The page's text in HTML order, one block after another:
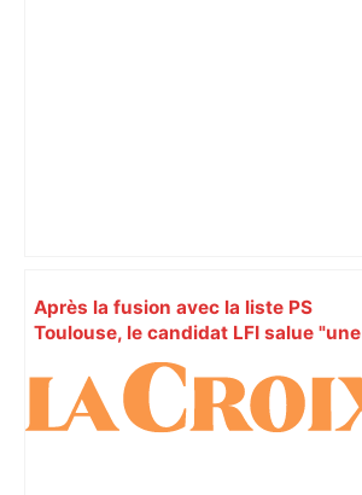
Après la fusion avec la liste PS
Toulouse, le candidat LFI salue "une
dynamique qui nous oblige à la
responsabilité" – Franceinfo